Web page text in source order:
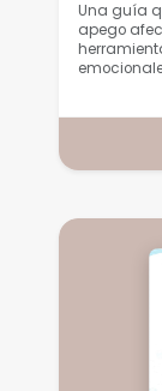
Una guía
apego